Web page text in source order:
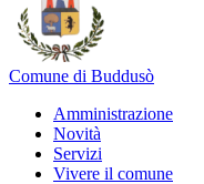
Comune di Buddusò
Amministrazione
Novità
Servizi
Vivere il comune